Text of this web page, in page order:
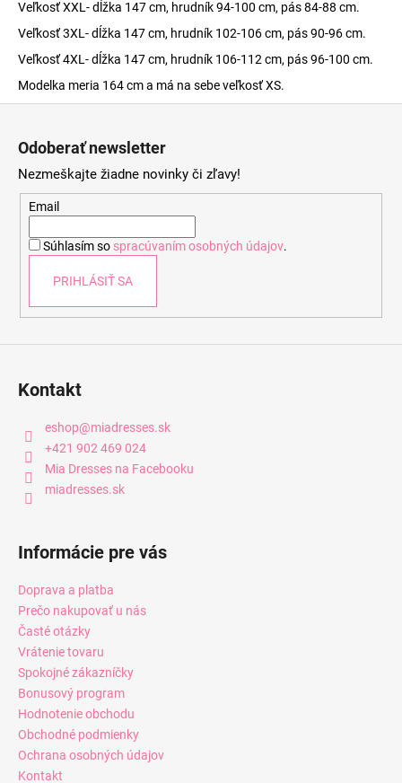
Veľkosť XXL- dĺžka 147 cm, hrudník 94-100 cm, pás 84-88 cm.
Veľkosť 3XL- dĺžka 147 cm, hrudník 102-106 cm, pás 90-96 cm.
Veľkosť 4XL- dĺžka 147 cm, hrudník 106-112 cm, pás 96-100 cm.
Modelka meria 164 cm a má na sebe veľkosť XS.
Odoberať newsletter
Nezmeškajte žiadne novinky či zľavy!
Email
Súhlasím so spracúvaním osobných údajov.
PRIHLÁSIŤ SA
Kontakt
eshop@miadresses.sk
+421 902 469 024
Mia Dresses na Facebooku
miadresses.sk
Informácie pre vás
Doprava a platba
Prečo nakupovať u nás
Časté otázky
Vrátenie tovaru
Spokojné zákazníčky
Bonusový program
Hodnotenie obchodu
Obchodné podmienky
Ochrana osobných údajov
Kontakt